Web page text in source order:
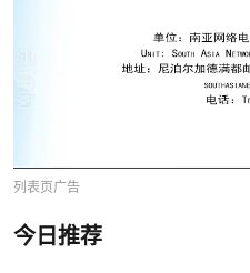
列表页广告
今日推荐